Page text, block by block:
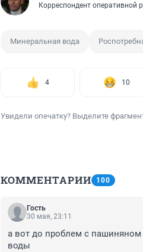
Корреспондент оперативной
Минеральная вода
4 10
Увидели опечатку? Выделите
КОММЕНТАРИИ 100
Гость
30 мая, 23:11
а вот до проблем с пашиняном
воды